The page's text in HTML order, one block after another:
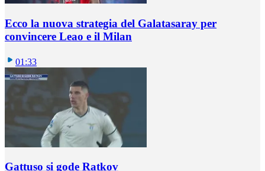
Ecco la nuova strategia del Galatasaray per
convincere Leao e il Milan
01:33
Gattuso si gode Ratkov